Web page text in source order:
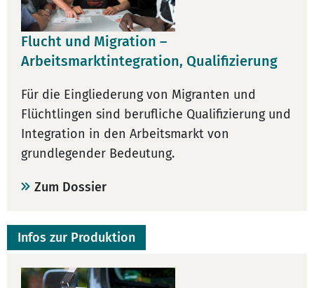
Flucht und Migration –
Arbeitsmarktintegration, Qualifizierung
Für die Eingliederung von Migranten und
Flüchtlingen sind berufliche Qualifizierung und
Integration in den Arbeitsmarkt von
grundlegender Bedeutung.
Zum Dossier
Infos zur Produktion